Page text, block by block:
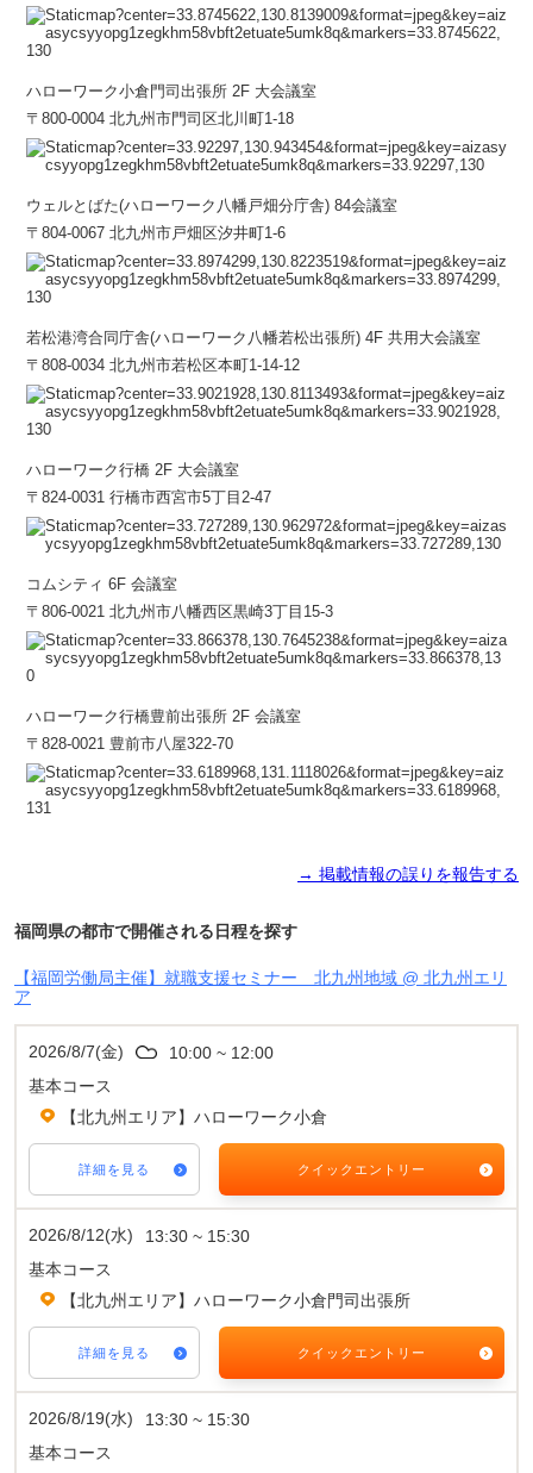
ハローワーク小倉門司出張所 2F 大会議室
〒800-0004 北九州市門司区北川町1-18
ウェルとばた(ハローワーク八幡戸畑分庁舎) 84会議室
〒804-0067 北九州市戸畑区汐井町1‐6
若松港湾合同庁舎(ハローワーク八幡若松出張所) 4F 共用大会議室
〒808-0034 北九州市若松区本町1-14-12
ハローワーク行橋 2F 大会議室
〒824-0031 行橋市西宮市5丁目2-47
コムシティ 6F 会議室
〒806-0021 北九州市八幡西区黒崎3丁目15-3
ハローワーク行橋豊前出張所 2F 会議室
〒828-0021 豊前市八屋322-70
→ 掲載情報の誤りを報告する
福岡県の都市で開催される日程を探す
【福岡労働局主催】就職支援セミナー 北九州地域 @ 北九州エリ
ア
2026/8/7(金)
10:00 ~ 12:00
基本コース
【北九州エリア】ハローワーク小倉
詳細を見る クイックエントリー
2026/8/12(水)
13:30 ~ 15:30
基本コース
【北九州エリア】ハローワーク小倉門司出張所
詳細を見る クイックエントリー
2026/8/19(水)
13:30 ~ 15:30
基本コース